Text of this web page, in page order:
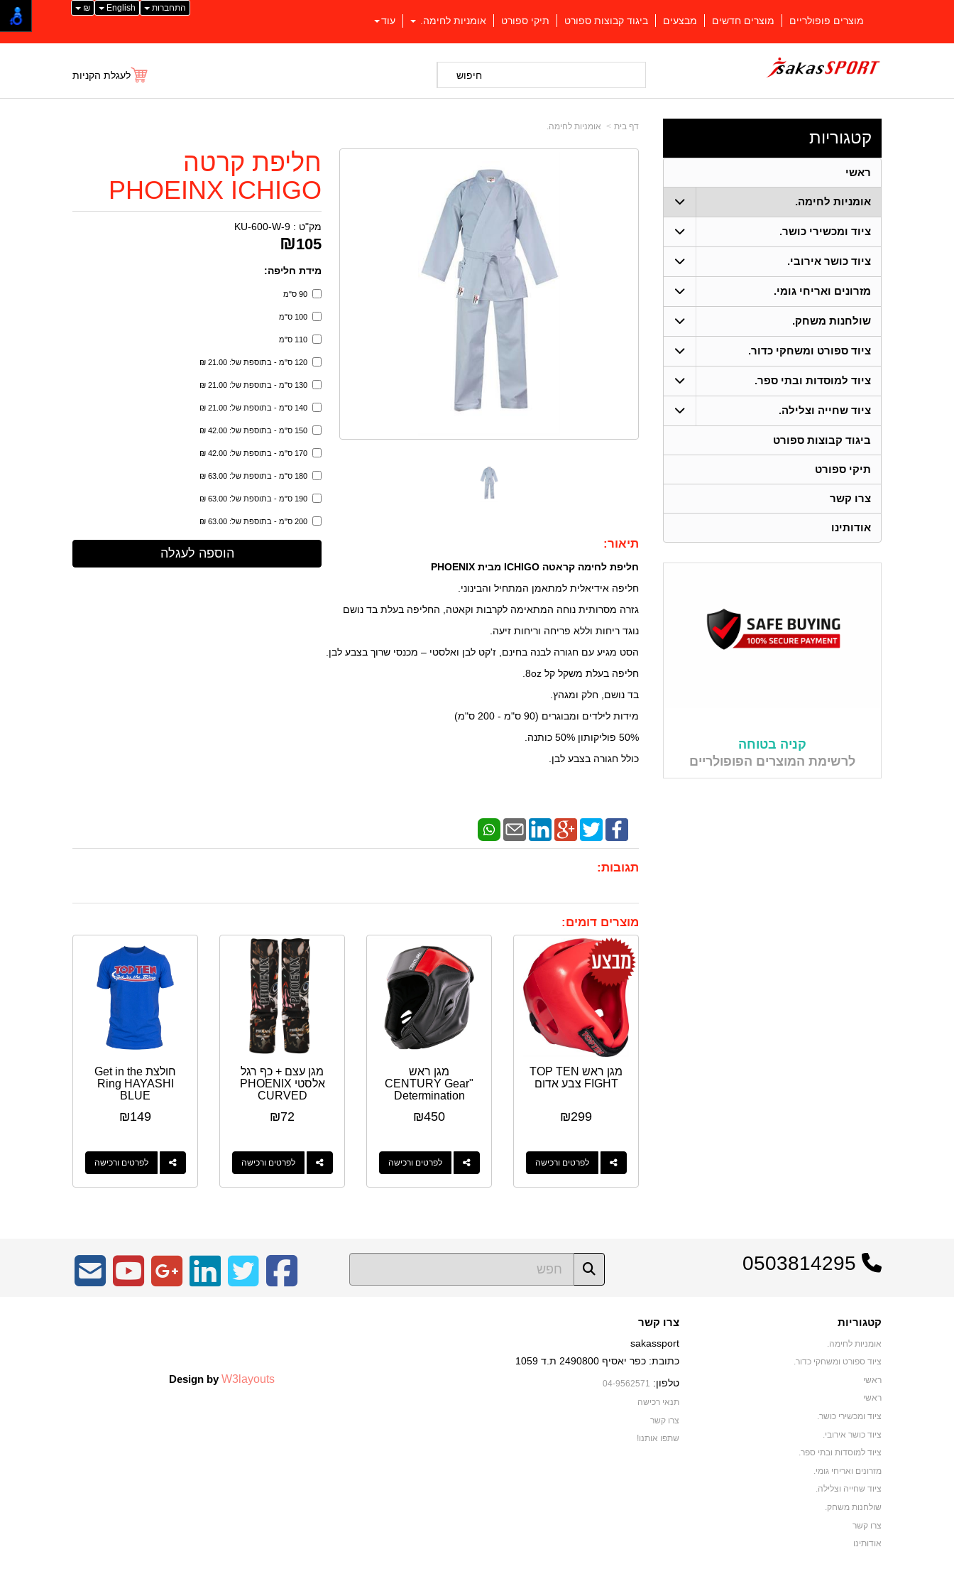
התחברות English
₪
מוצרים פופולריים מוצרים חדשים מבצעים ביגוד קבוצות ספורט תיקי ספורט אומניות לחימה. עוד
חיפוש לעגלת הקניות
דף בית אומניות לחימה.
חליפת קרטה
PHOEINX ICHIGO
מק"ט : KU-600-W-9
₪105
מידת חליפה:
90 ס"מ
100 ס"מ
110 ס"מ
120 ס"מ - בתוספת של: 21.00 ₪
130 ס"מ - בתוספת של: 21.00 ₪
140 ס"מ - בתוספת של: 21.00 ₪
150 ס"מ - בתוספת של: 42.00 ₪
170 ס"מ - בתוספת של: 42.00 ₪
180 ס"מ - בתוספת של: 63.00 ₪
190 ס"מ - בתוספת של: 63.00 ₪
200 ס"מ - בתוספת של: 63.00 ₪
תיאור:
חליפת לחימה קראטה ICHIGO מבית PHOENIX
חליפה אידיאלית למתאמן המתחיל והבינוני.
גזרה מסרותית נוחה המתאימה לקרבות וקאטה, החליפה בעלת בד נושם
נוגד ריחות וללא פריחה וריחות זיעה.
הסט מגיע עם חגורה לבנה בחינם, ז'קט לבן ואלסטי – מכנסי שרוך בצבע לבן.
חליפה בעלת משקל קל 8oz.
בד נושם, חלק ומגהץ.
מידות לילדים ומבוגרים (90 ס"מ - 200 ס"מ)
50% פוליקותון 50% כותנה.
כולל חגורה בצבע לבן.
תגובות:
מוצרים דומים:
מגן ראש TOP TEN
FIGHT צבע אדום
₪299
לפרטים ורכישה
מגן ראש
"CENTURY Gear
Determination
"WAKO
₪450
לפרטים ורכישה
מגן עצם + כף רגל
אלסטי PHOENIX
CURVED
₪72
לפרטים ורכישה
חולצת Get in the
Ring HAYASHI
BLUE
₪149
לפרטים ורכישה
קטגוריות
ראשי
אומניות לחימה.
ציוד ומכשירי כושר.
ציוד כושר אירובי.
מזרונים ואריחי גומי.
שולחנות משחק.
ציוד ספורט ומשחקי כדור.
ציוד למוסדות ובתי ספר.
ציוד שחייה וצלילה.
ביגוד קבוצות ספורט
תיקי ספורט
צרו קשר
אודותינו
קניה בטוחה
לרשימת המוצרים הפופולריים
קטגוריות
אומניות לחימה.
ציוד ספורט ומשחקי כדור.
ראשי
ראשי
ציוד ומכשירי כושר.
ציוד כושר אירובי.
ציוד למוסדות ובתי ספר.
מזרונים ואריחי גומי.
ציוד שחייה וצלילה.
שולחנות משחק.
צרו קשר
אודותינו
צרו קשר
sakassport
כתובת: כפר יאסיף 2490800 ת.ד 1059
טלפון: 04-9562571
תנאי רכישה
צרו קשר
שתפו אותנו!
Design byW3layouts